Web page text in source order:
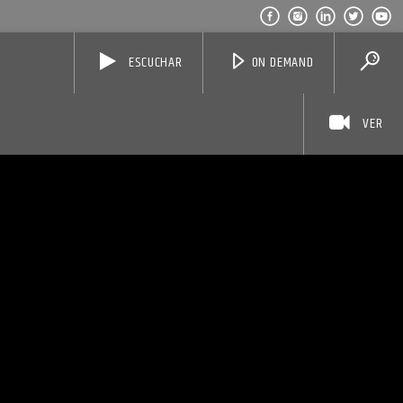
ON DEMAND
ESCUCHAR
VER